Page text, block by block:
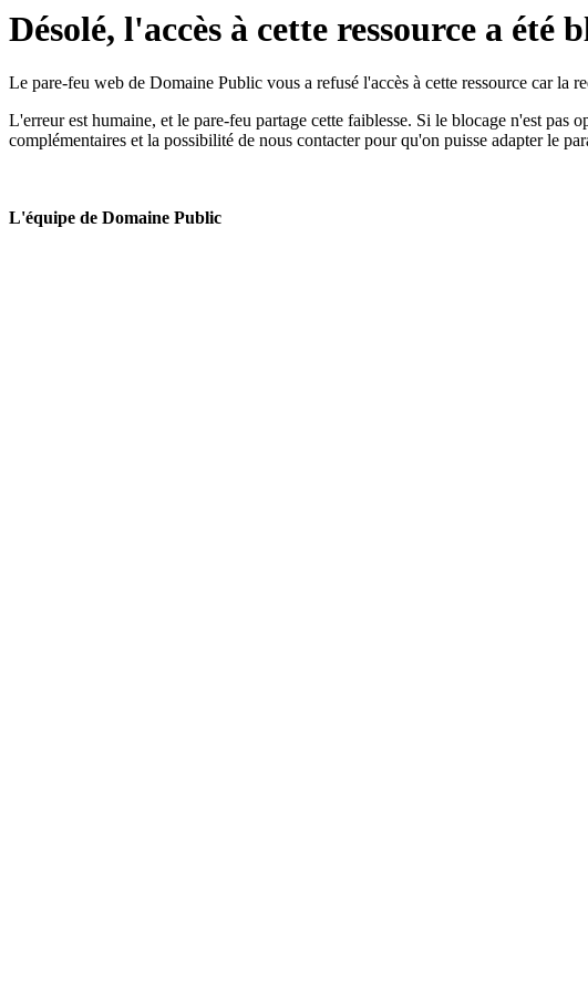
Désolé, l'accès à cette ressource a été
Le pare-feu web de Domaine Public vous a refusé l'accès à cette ressource car la
L'erreur est humaine, et le pare-feu partage cette faiblesse. Si le blocage n'est pas
complémentaires et la possibilité de nous contacter pour qu'on puisse adapter le
L'équipe de Domaine Public